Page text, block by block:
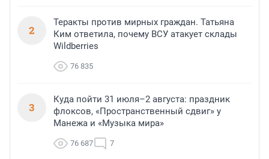
2
Теракты против мирных граждан. Татьяна
Ким ответила, почему ВСУ атакует склады
Wildberries
76 835
3
Куда пойти 31 июля–2 августа: праздник
флоксов, «Пространственный сдвиг» у
Манежа и «Музыка мира»
76 687 7